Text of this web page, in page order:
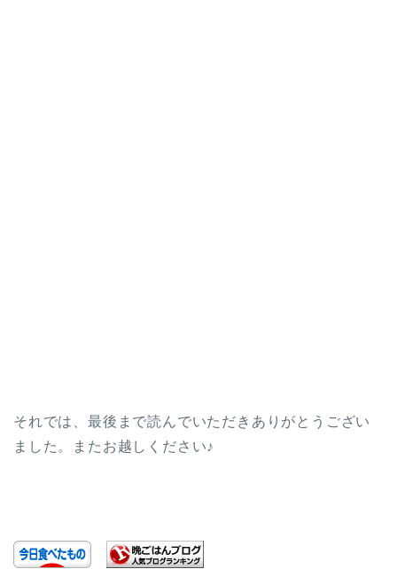
それでは、最後まで読んでいただきありがとうござい
ました。またお越しください♪